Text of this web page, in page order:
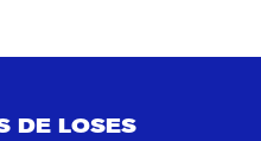
DE LOSES